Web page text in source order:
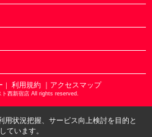
｜ 利用規約 ｜アクセスマップ
西新宿店 All rights reserved.
用状況把握、サービス向上検討を目的と
ています。